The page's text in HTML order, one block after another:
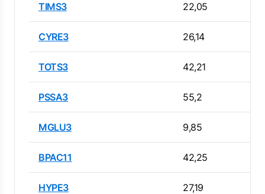
TIMS3 22,05
CYRE3 26,14
TOTS3 42,21
PSSA3 55,2
MGLU3 9,85
BPAC11 42,25
HYPE3 27,19